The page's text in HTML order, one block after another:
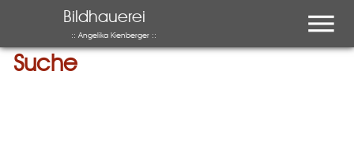
Bildhauerei
:: Angelika Kienberger ::
Suche